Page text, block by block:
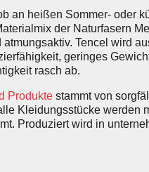
an heißen Sommer- oder
der Naturfasern
Tencel wird
geringes
rasch ab.
Produkte stammt von
Kleidungsstücke werden
Produziert wird in